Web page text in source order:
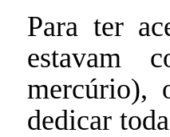
Para ter
estavam
mercúrio),
dedicar